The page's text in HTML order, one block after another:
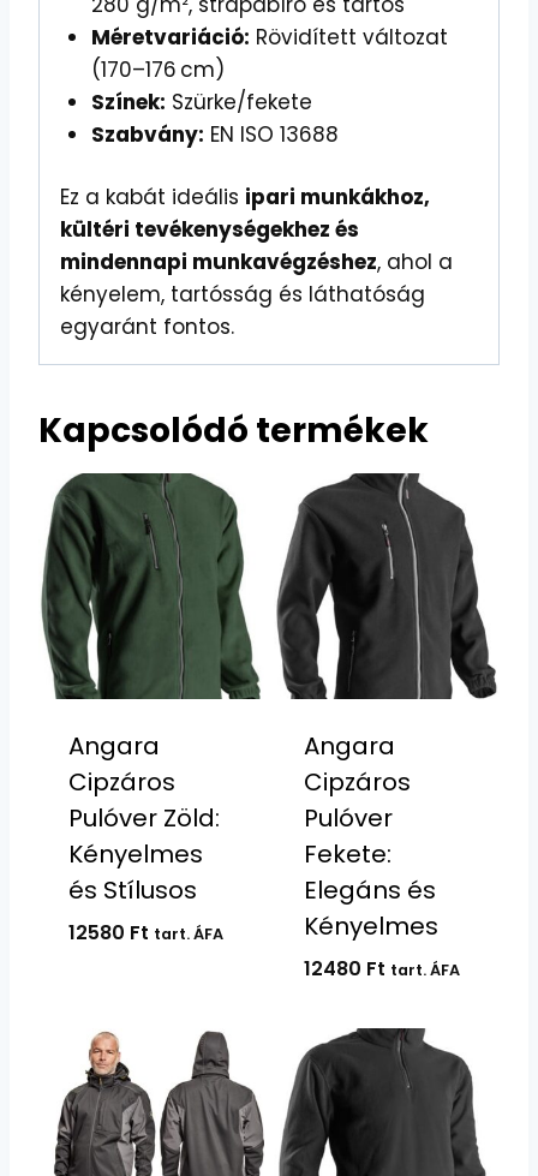
Méretvariáció: Rövidített változat
(170–176 cm)
Színek: Szürke/fekete
Szabvány: EN ISO 13688
Ez a kabát ideális ipari munkákhoz,
kültéri tevékenységekhez és
mindennapi munkavégzéshez, ahol a
kényelem, tartósság és láthatóság
egyaránt fontos.
Kapcsolódó termékek
Angara
Cipzáros
Pulóver Zöld:
Kényelmes
és Stílusos
12580 Ft tart. ÁFA
Angara
Cipzáros
Pulóver
Fekete:
Elegáns és
Kényelmes
12480 Ft tart. ÁFA